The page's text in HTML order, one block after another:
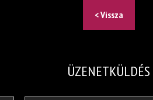
< Vissza
ÜZENETKÜLDÉS